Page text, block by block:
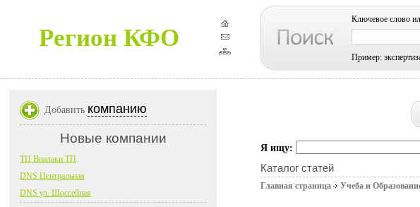
Регион КФО
Ключевое слово
Пример:
Я ищу:
Каталог статей
Главная страница Учеба и
Добавить компанию
Новые компании
ТЦ Виалаки ТП
DNS Центральная
DNS ул. Шоссейная